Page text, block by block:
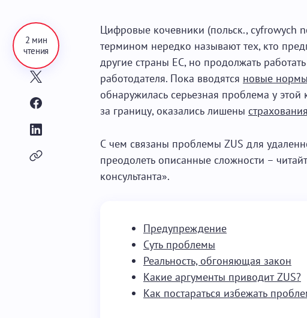
2 мин
чтения
Цифровые кочевники (польск., cyfrowych
термином нередко называют тех, кто
другие страны ЕС, но продолжать
работодателя. Пока вводятся новые
обнаружилась серьезная проблема у
за границу, оказались лишены
С чем связаны проблемы ZUS для
преодолеть описанные сложности –
консультанта».
Предупреждение
Суть проблемы
Реальность, обгоняющая закон
Какие аргументы приводит ZUS?
Как постараться избежать